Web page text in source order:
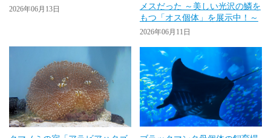
2026年06月13日
メスだった ～美しい光沢の鱗を
もつ「オス個体」を展示中！～
2026年06月11日